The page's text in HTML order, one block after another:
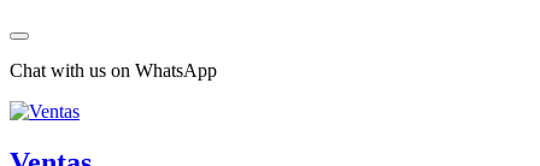
Chat with us on WhatsApp